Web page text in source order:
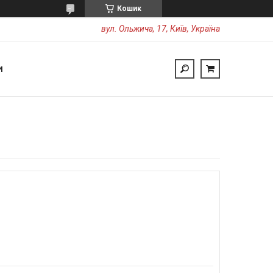
Кошик
вул. Ольжича, 17, Київ, Україна